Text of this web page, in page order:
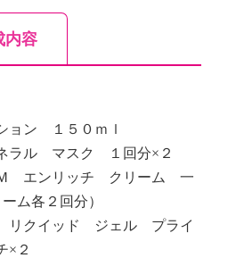
内容
ョン １５０ｍｌ
ラル マスク １回分×２
Ｍ エンリッチ クリーム 一
ム各２回分）
クイッド ジェル プライ
×２